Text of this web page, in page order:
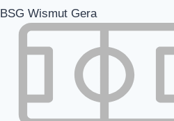
BSG Wismut Gera